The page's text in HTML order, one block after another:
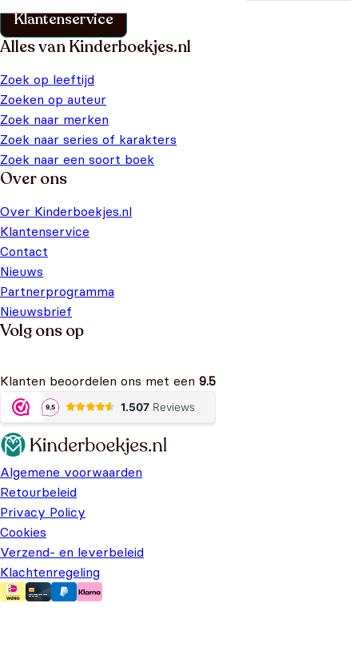
Klantenservice
Alles van Kinderboekjes.nl
Zoek op leeftijd
Zoeken op auteur
Zoek naar merken
Zoek naar series of karakters
Zoek naar een soort boek
Over ons
Over Kinderboekjes.nl
Klantenservice
Contact
Nieuws
Partnerprogramma
Nieuwsbrief
Volg ons op
Klanten beoordelen ons met een 9.5
Algemene voorwaarden
Retourbeleid
Privacy Policy
Cookies
Verzend- en leverbeleid
Klachtenregeling